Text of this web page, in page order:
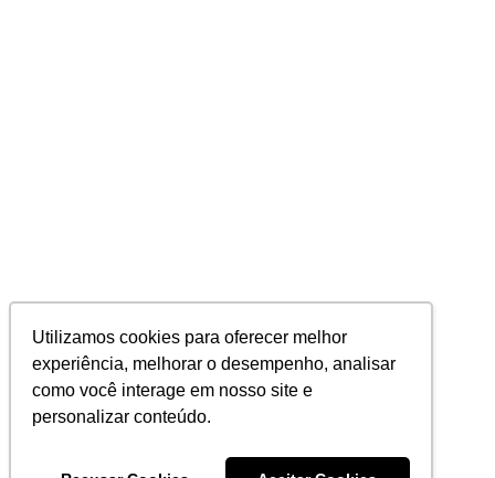
Utilizamos cookies para oferecer melhor
experiência, melhorar o desempenho, analisar
como você interage em nosso site e
personalizar conteúdo.